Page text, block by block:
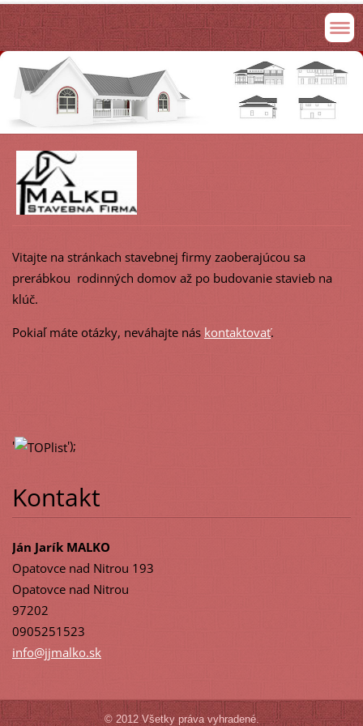
Vitajte na stránkach stavebnej firmy zaoberajúcou sa
prerábkou rodinných domov až po budovanie stavieb na
klúč.
Pokiaľ máte otázky, neváhajte nás kontaktovať.
' ');
Kontakt
Ján Jarík MALKO
Opatovce nad Nitrou 193
Opatovce nad Nitrou
97202
0905251523
info@jjmalko.sk
© 2012 Všetky práva vyhradené.